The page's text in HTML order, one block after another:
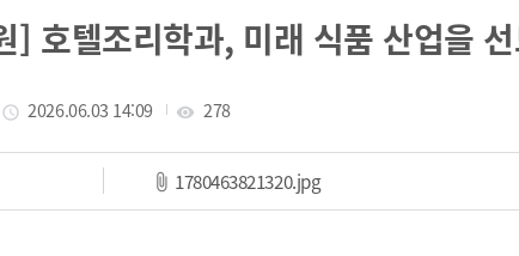
] 호텔조리학과, 미래 식품 산업을
작성일
access_time 2026.06.03 14:09 조회수
visibility 278
1780463821320.jpg파일 다운로드